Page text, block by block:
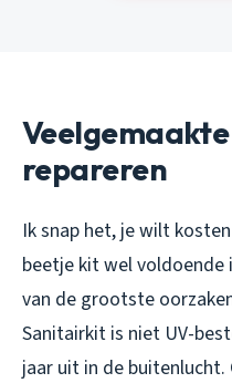
repareren
Ik snap het, je wilt
beetje kit wel voldoende
van de grootste
Sanitairkit is niet UV-
jaar uit in de buitenlucht.